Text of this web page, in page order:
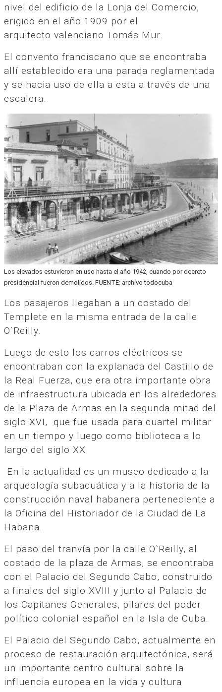
nivel del edificio de la Lonja del Comercio,
erigido en el año 1909 por el
arquitecto valenciano Tomás Mur.
El convento franciscano que se encontraba
allí establecido era una parada reglamentada
y se hacia uso de ella a esta a través de una
escalera.
Los elevados estuvieron en uso hasta el año 1942, cuando por decreto
presidencial fueron demolidos. FUENTE: archivo todocuba
Los pasajeros llegaban a un costado del
Templete en la misma entrada de la calle
O`Reilly.
Luego de esto los carros eléctricos se
encontraban con la explanada del Castillo de
la Real Fuerza, que era otra importante obra
de infraestructura ubicada en los alrededores
de la Plaza de Armas en la segunda mitad del
siglo XVI, que fue usada para cuartel militar
en un tiempo y luego como biblioteca a lo
largo del siglo XX.
En la actualidad es un museo dedicado a la
arqueología subacuática y a la historia de la
construcción naval habanera perteneciente a
la Oficina del Historiador de la Ciudad de La
Habana.
El paso del tranvía por la calle O`Reilly, al
costado de la plaza de Armas, se encontraba
con el Palacio del Segundo Cabo, construido
a finales del siglo XVIII y junto al Palacio de
los Capitanes Generales, pilares del poder
político colonial español en la Isla de Cuba.
El Palacio del Segundo Cabo, actualmente en
proceso de restauración arquitectónica, será
un importante centro cultural sobre la
influencia europea en la vida y cultura